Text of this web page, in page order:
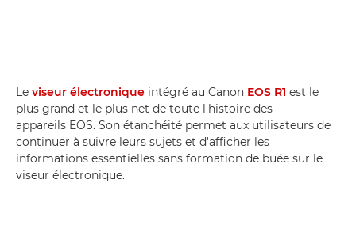
Le viseur électronique intégré au Canon EOS R1 est le
plus grand et le plus net de toute l'histoire des
appareils EOS. Son étanchéité permet aux utilisateurs de
continuer à suivre leurs sujets et d'afficher les
informations essentielles sans formation de buée sur le
viseur électronique.